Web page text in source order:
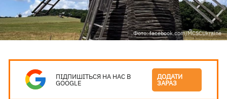
Фото: facebook.com/MCSCUkraine
ПІДПИШІТЬСЯ НА НАС В
GOOGLE
ДОДАТИ
ЗАРАЗ